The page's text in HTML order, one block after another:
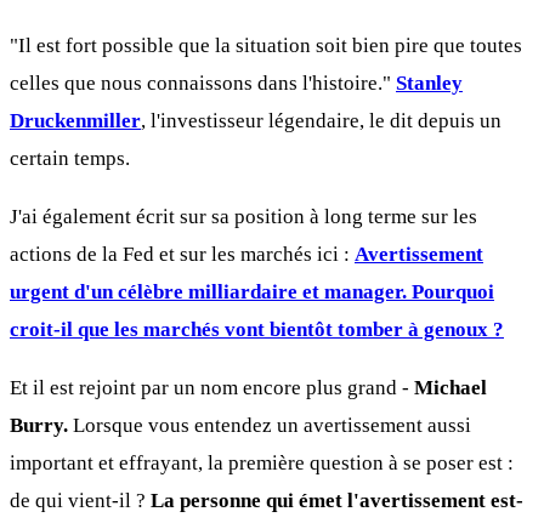
"Il est fort possible que la situation soit bien pire que toutes
celles que nous connaissons dans l'histoire." Stanley
Druckenmiller, l'investisseur légendaire, le dit depuis un
certain temps.
J'ai également écrit sur sa position à long terme sur les
actions de la Fed et sur les marchés ici : Avertissement
urgent d'un célèbre milliardaire et manager. Pourquoi
croit-il que les marchés vont bientôt tomber à genoux ?
Et il est rejoint par un nom encore plus grand - Michael
Burry. Lorsque vous entendez un avertissement aussi
important et effrayant, la première question à se poser est :
de qui vient-il ? La personne qui émet l'avertissement est-